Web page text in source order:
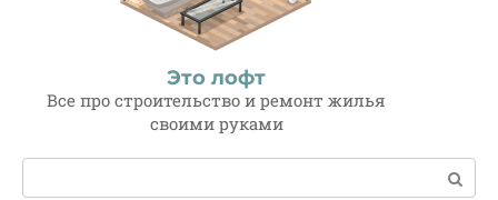
Это лофт
Все про строительство и ремонт жилья
своими руками
Поиск: